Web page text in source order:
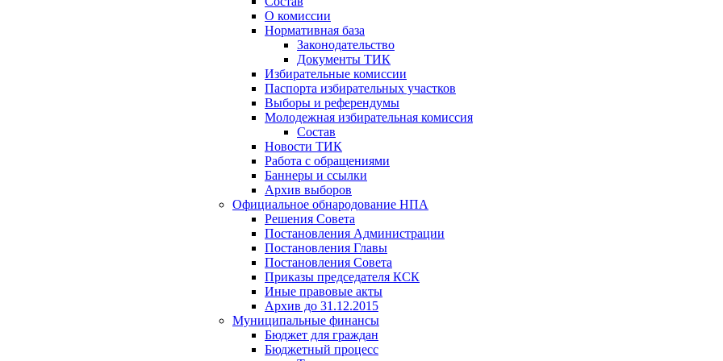
О комиссии
Нормативная база
Законодательство
Документы ТИК
Избирательные комиссии
Паспорта избирательных участков
Выборы и референдумы
Молодежная избирательная комиссия
Состав
Новости ТИК
Работа с обращениями
Баннеры и ссылки
Архив выборов
Официальное обнародование НПА
Решения Совета
Постановления Администрации
Постановления Главы
Постановления Совета
Приказы председателя КСК
Иные правовые акты
Архив до 31.12.2015
Муниципальные финансы
Бюджет для граждан
Бюджетный процесс